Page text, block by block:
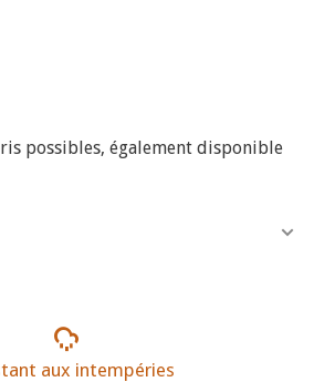
possibles, également disponible
aux intempéries